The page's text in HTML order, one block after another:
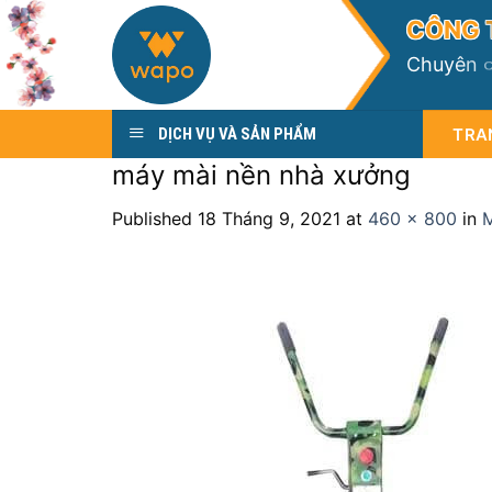
Skip
to
content
CÔNG
Chuyên c
DỊCH VỤ VÀ SẢN PHẨM
máy mài nền nhà xưởng
Published 18 Tháng 9, 2021 at 460 × 800 in